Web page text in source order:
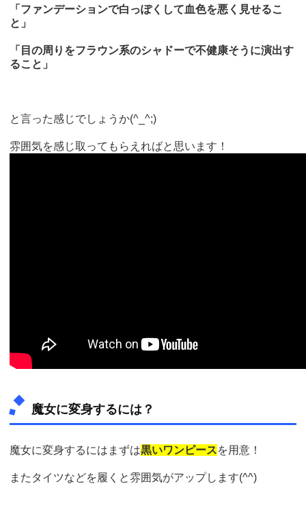
「ファンデーションで白っぽくして血色を悪く見せるこ
と」
「目の周りをフラウン系のシャドーで不健康そうに演出す
ること」
と言った感じでしょうか(^_^;)
雰囲気を感じ取ってもらえればと思います！
魔女に変身するには？
魔女に変身するにはまずは黒いワンピースを用意！
またタイツなどを履くと雰囲気がアップします(^^)